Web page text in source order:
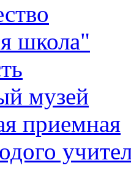
школа"
музей
приемная